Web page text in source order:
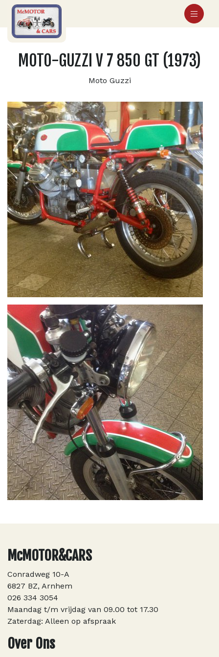
MOTO-GUZZI V 7 850 GT (1973)
Moto Guzzi
McMOTOR&CARS
Conradweg 10-A
6827 BZ, Arnhem
026 334 3054
Maandag t/m vrijdag van 09.00 tot 17.30
Zaterdag: Alleen op afspraak
Over Ons